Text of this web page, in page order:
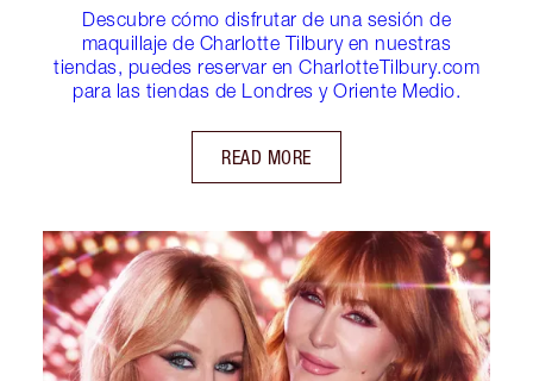
Descubre cómo disfrutar de una sesión de
maquillaje de Charlotte Tilbury en nuestras
tiendas, puedes reservar en CharlotteTilbury.com
para las tiendas de Londres y Oriente Medio.
READ MORE